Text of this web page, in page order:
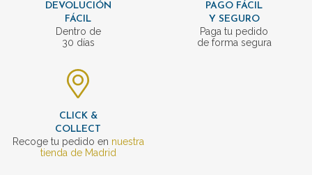
DEVOLUCIÓN
FÁCIL
Dentro de
30 días
PAGO FÁCIL
Y SEGURO
Paga tu pedido
de forma segura
CLICK &
COLLECT
Recoge tu pedido en nuestra
tienda de Madrid